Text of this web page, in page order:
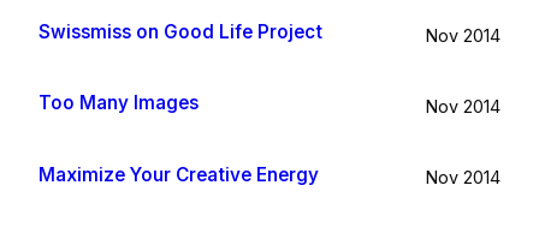
Swissmiss on Good Life Project Nov 2014
Too Many Images Nov 2014
Maximize Your Creative Energy Nov 2014